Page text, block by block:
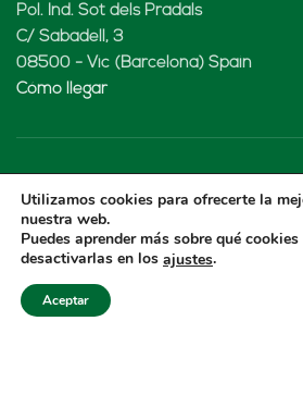
Pol. Ind. Sot dels Pradals
C/ Sabadell, 3
08500 - Vic (Barcelona) Spain
Cómo llegar
Rio Atoyac 30. Parque Industrial
Cuautlancingo
Cuautlancingo, 72730 Puebla (México)
+52 222 2319969
Utilizamos cookies para ofrecerte la
nuestra web.
Puedes aprender más sobre qué
desactivarlas en los ajustes.
Aceptar